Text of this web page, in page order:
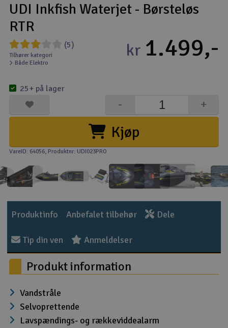
Fly
Modeljernbane
Motor & tilbehør
Outlet
Radio udstyr
Raketter
Scooter & elkøretøj
Slot racing
Solenergi
UDI Inkfish Waterjet - Børsteløs
RTR
(5)
Tilhører kategori
Både Elektro
kr 1.499,-
Kjøp
+
-
25+ på lager
VareID: 64056, Produktnr: UDI023PRO
Produktinfo Anbefalet tilbehør Dele
Tip din ven Anmeldelser
Produkt information
Vandstråle
Selvoprettende
Lavspændings- og rækkeviddealarm